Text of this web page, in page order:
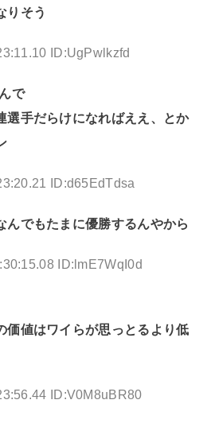
りそう
ID:UgPwlkzfd
で
選手だらけになればええ、とか
ID:d65EdTdsa
んでもたまに優勝するんやから
ID:lmE7WqI0d
価値はワイらが思っとるより低
ID:V0M8uBR80